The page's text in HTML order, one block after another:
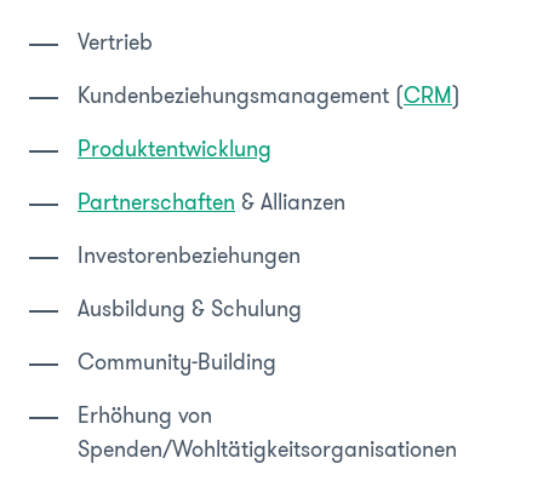
Vertrieb
Kundenbeziehungsmanagement (CRM)
Produktentwicklung
Partnerschaften & Allianzen
Investorenbeziehungen
Ausbildung & Schulung
Community-Building
Erhöhung von
Spenden/Wohltätigkeitsorganisationen